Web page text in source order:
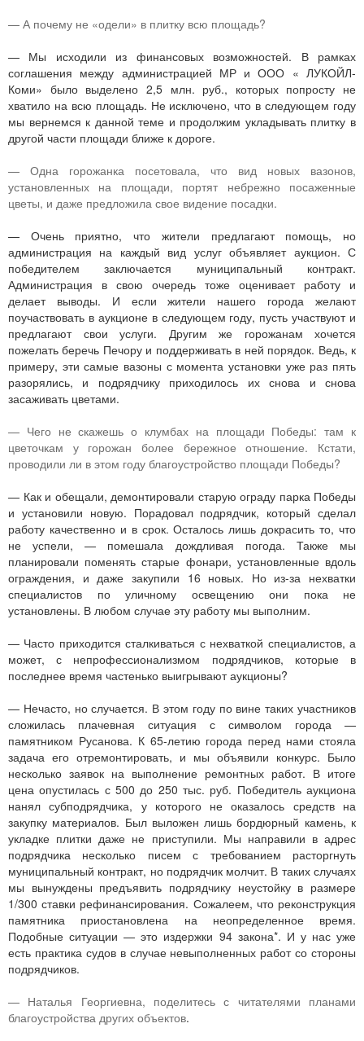
— А почему не «одели» в плитку всю площадь?
— Мы исходили из финансовых возможностей. В рамках
соглашения между администрацией МР и ООО « ЛУКОЙЛ-
Коми» было выделено 2,5 млн. руб., которых попросту не
хватило на всю площадь. Не исключено, что в следующем году
мы вернемся к данной теме и продолжим укладывать плитку в
другой части площади ближе к дороге.
— Одна горожанка посетовала, что вид новых вазонов,
установленных на площади, портят небрежно посаженные
цветы, и даже предложила свое видение посадки.
— Очень приятно, что жители предлагают помощь, но
администрация на каждый вид услуг объявляет аукцион. С
победителем заключается муниципальный контракт.
Администрация в свою очередь тоже оценивает работу и
делает выводы. И если жители нашего города желают
поучаствовать в аукционе в следующем году, пусть участвуют и
предлагают свои услуги. Другим же горожанам хочется
пожелать беречь Печору и поддерживать в ней порядок. Ведь, к
примеру, эти самые вазоны с момента установки уже раз пять
разорялись, и подрядчику приходилось их снова и снова
засаживать цветами.
— Чего не скажешь о клумбах на площади Победы: там к
цветочкам у горожан более бережное отношение. Кстати,
проводили ли в этом году благоустройство площади Победы?
— Как и обещали, демонтировали старую ограду парка Победы
и установили новую. Порадовал подрядчик, который сделал
работу качественно и в срок. Осталось лишь докрасить то, что
не успели, — помешала дождливая погода. Также мы
планировали поменять старые фонари, установленные вдоль
ограждения, и даже закупили 16 новых. Но из-за нехватки
специалистов по уличному освещению они пока не
установлены. В любом случае эту работу мы выполним.
— Часто приходится сталкиваться с нехваткой специалистов, а
может, с непрофессионализмом подрядчиков, которые в
последнее время частенько выигрывают аукционы?
— Нечасто, но случается. В этом году по вине таких участников
сложилась плачевная ситуация с символом города —
памятником Русанова. К 65-летию города перед нами стояла
задача его отремонтировать, и мы объявили конкурс. Было
несколько заявок на выполнение ремонтных работ. В итоге
цена опустилась с 500 до 250 тыс. руб. Победитель аукциона
нанял субподрядчика, у которого не оказалось средств на
закупку материалов. Был выложен лишь бордюрный камень, к
укладке плитки даже не приступили. Мы направили в адрес
подрядчика несколько писем с требованием расторгнуть
муниципальный контракт, но подрядчик молчит. В таких случаях
мы вынуждены предъявить подрядчику неустойку в размере
1/300 ставки рефинансирования. Сожалеем, что реконструкция
памятника приостановлена на неопределенное время.
Подобные ситуации — это издержки 94 закона*. И у нас уже
есть практика судов в случае невыполненных работ со стороны
подрядчиков.
— Наталья Георгиевна, поделитесь с читателями планами
благоустройства других объектов.